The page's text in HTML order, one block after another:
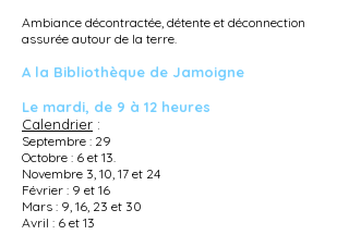
Ambiance décontractée, détente et déconnection
assurée autour de la terre.
A la Bibliothèque de Jamoigne
Le mardi, de 9 à 12 heures
Calendrier :
Septembre : 29
Octobre : 6 et 13.
Novembre 3, 10, 17 et 24
Février : 9 et 16
Mars : 9, 16, 23 et 30
Avril : 6 et 13